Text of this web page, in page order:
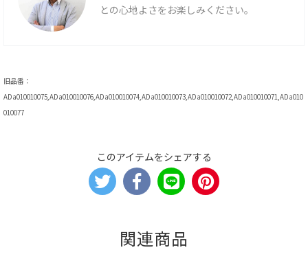
との心地よさをお楽しみください。
旧品番：
ADa010010075,ADa010010076,ADa010010074,ADa010010073,ADa010010072,ADa010010071,ADa010
010077
このアイテムをシェアする
関連商品